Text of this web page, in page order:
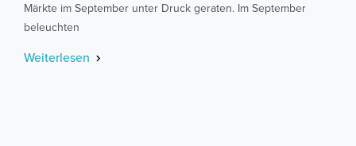
Märkte im September unter Druck geraten. Im September
beleuchten
Weiterlesen